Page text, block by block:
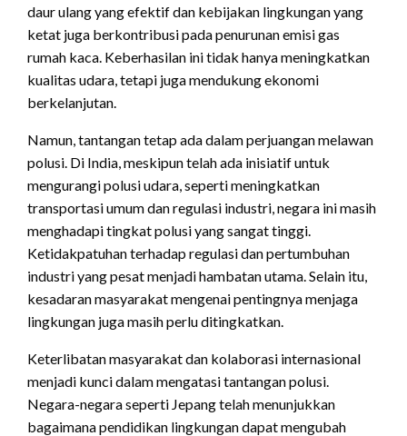
daur ulang yang efektif dan kebijakan lingkungan yang
ketat juga berkontribusi pada penurunan emisi gas
rumah kaca. Keberhasilan ini tidak hanya meningkatkan
kualitas udara, tetapi juga mendukung ekonomi
berkelanjutan.
Namun, tantangan tetap ada dalam perjuangan melawan
polusi. Di India, meskipun telah ada inisiatif untuk
mengurangi polusi udara, seperti meningkatkan
transportasi umum dan regulasi industri, negara ini masih
menghadapi tingkat polusi yang sangat tinggi.
Ketidakpatuhan terhadap regulasi dan pertumbuhan
industri yang pesat menjadi hambatan utama. Selain itu,
kesadaran masyarakat mengenai pentingnya menjaga
lingkungan juga masih perlu ditingkatkan.
Keterlibatan masyarakat dan kolaborasi internasional
menjadi kunci dalam mengatasi tantangan polusi.
Negara-negara seperti Jepang telah menunjukkan
bagaimana pendidikan lingkungan dapat mengubah